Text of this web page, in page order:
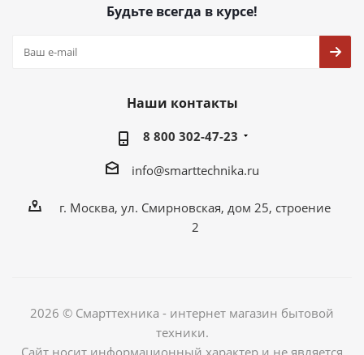
Будьте всегда в курсе!
Наши контакты
8 800 302-47-23
info@smarttechnika.ru
г. Москва, ул. Смирновская, дом 25, строение
2
2026 © Смарттехника - интернет магазин бытовой
техники.
Сайт носит информационный характер и не является